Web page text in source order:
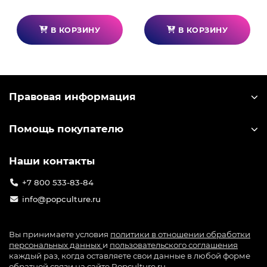
В КОРЗИНУ В КОРЗИНУ
Правовая информация
Помощь покупателю
Наши контакты
+7 800 533-83-84
info@popculture.ru
Вы принимаете условия политики в отношении обработки
персональных данных и пользовательского соглашения
каждый раз, когда оставляете свои данные в любой форме